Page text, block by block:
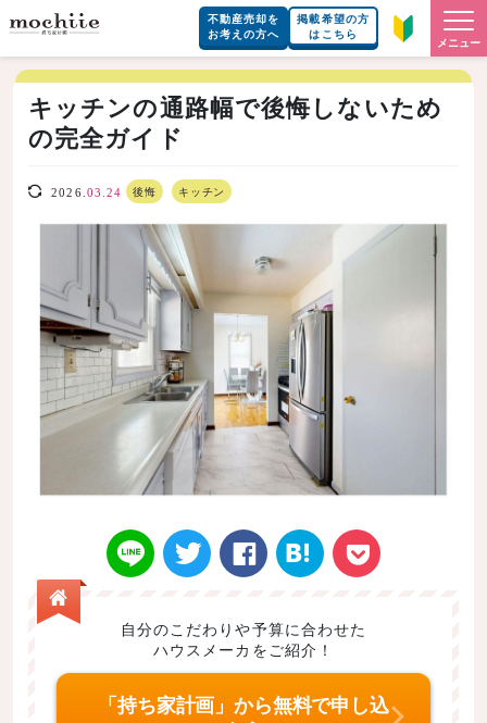
不動産売却を
お考えの方へ
掲載希望の方
はこちら
メニュー
キッチンの通路幅で後悔しないため
の完全ガイド
2026. 03.24 後悔 キッチン
Twitt Face はてなブ
自分のこだわりや予算に合わせた
ハウスメーカをご紹介！
「持ち家計画」から無料で申し込